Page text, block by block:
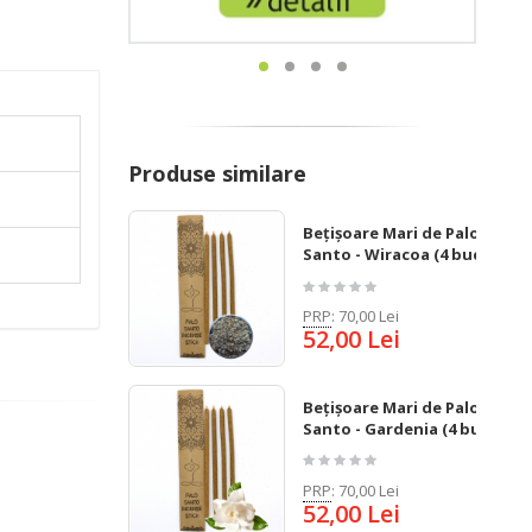
Produse similare
Bețișoare Mari de Palo
Santo - Wiracoa (4 buc)
PRP: 70,00 Lei
52,00 Lei
Bețișoare Mari de Palo
Santo - Gardenia (4 buc)
PRP: 70,00 Lei
52,00 Lei